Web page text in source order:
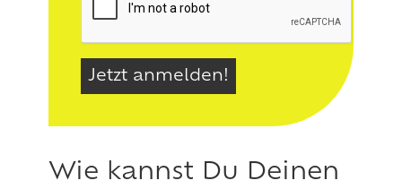
Wie kannst Du Deinen